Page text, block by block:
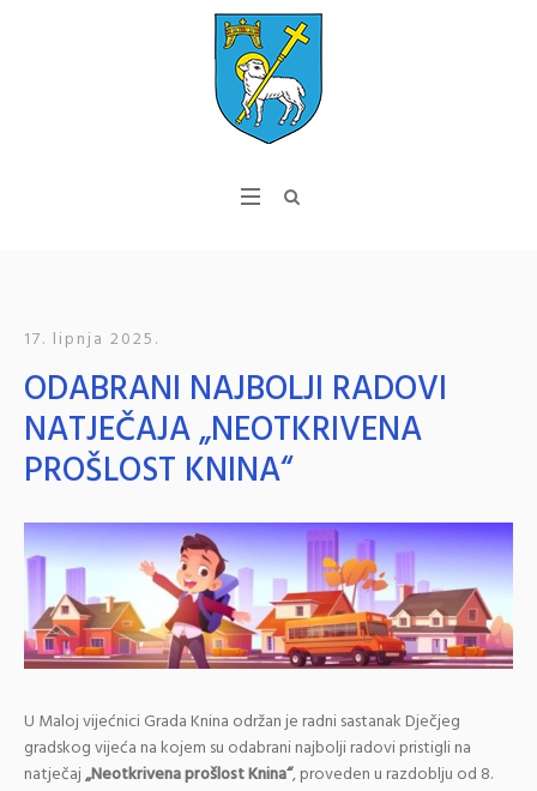
17. lipnja 2025.
ODABRANI NAJBOLJI RADOVI
NATJEČAJA „NEOTKRIVENA
PROŠLOST KNINA“
U Maloj vijećnici Grada Knina održan je radni sastanak Dječjeg
gradskog vijeća na kojem su odabrani najbolji radovi pristigli na
natječaj„Neotkrivena prošlost Knina“, proveden u razdoblju od 8.